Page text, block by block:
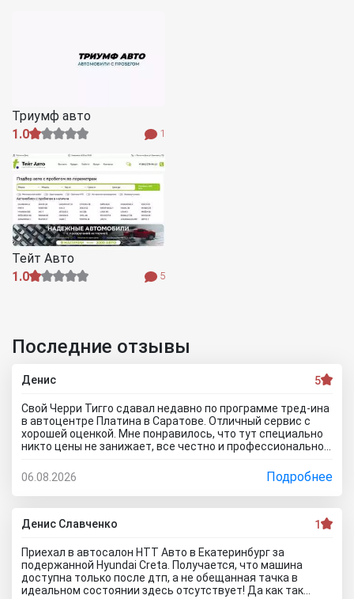
Триумф авто
1.0
1
Тейт Авто
1.0
5
Последние отзывы
Денис 5
Свой Черри Тигго сдавал недавно по программе тред-ина
в автоцентре Платина в Саратове. Отличный сервис с
хорошей оценкой. Мне понравилось, что тут специально
никто цены не занижает, все честно и профессионально.
предложили подготовку провести тут в салоне. Для
клиента это важно, самому возиться не надо. Сделали
все быстро и поставили нормальную цену. Теперь буду
ждать , пока тачку продадут, не сомневаюсь , что быстро
справятся так как тут работают профессионалы.
06.08.2026 Подробнее
Денис Славченко 1
Приехал в автосалон НТТ Авто в Екатеринбург за
подержанной Hyundai Creta. Получается, что машина
доступна только после дтп, а не обещанная тачка в
идеальном состоянии здесь отсутствует! Да как так